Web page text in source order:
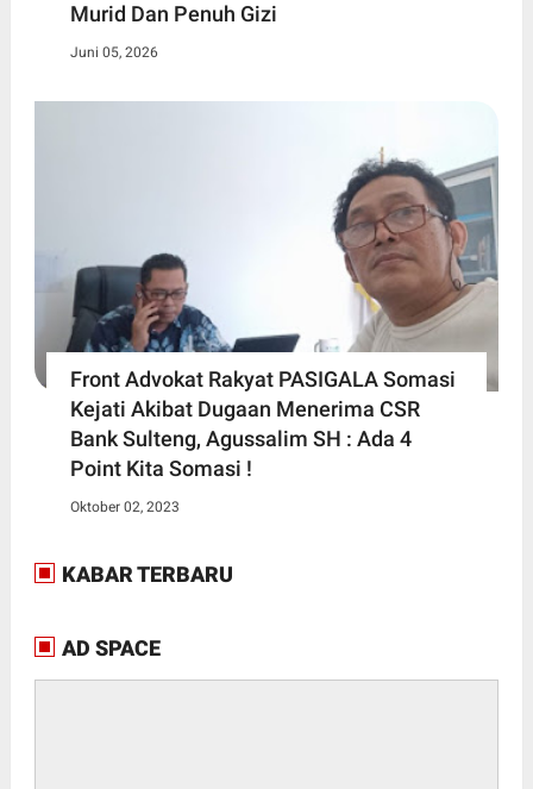
Murid Dan Penuh Gizi
Juni 05, 2026
Front Advokat Rakyat PASIGALA Somasi
Kejati Akibat Dugaan Menerima CSR
Bank Sulteng, Agussalim SH : Ada 4
Point Kita Somasi !
Oktober 02, 2023
KABAR TERBARU
AD SPACE